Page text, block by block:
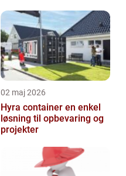
02 maj 2026
Hyra container en enkel
løsning til opbevaring og
projekter